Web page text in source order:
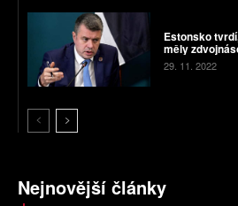
Estonsko
měly
29. 11. 2022
Nejnovější články